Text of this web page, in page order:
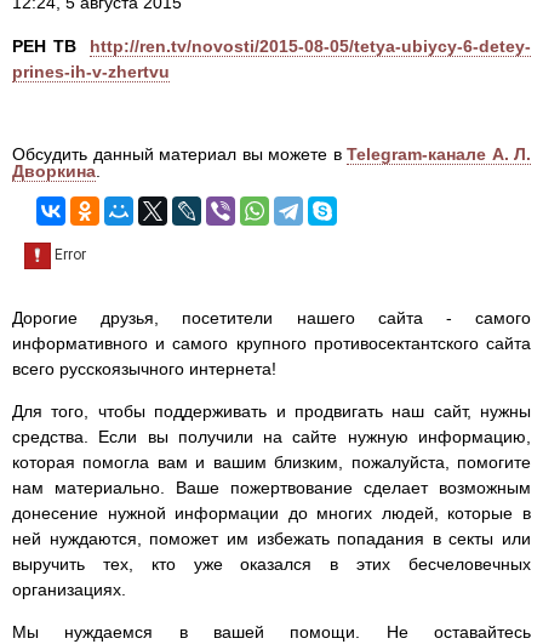
РЕН ТВ
http://ren.tv/novosti/2015-08-05/tetya-ubiycy-6-detey-
prines-ih-v-zhertvu
Обсудить данный материал вы можете в Telegram-канале А. Л.
Дворкина.
Дорогие друзья, посетители нашего сайта - самого
информативного и самого крупного противосектантского сайта
всего русскоязычного интернета!
Для того, чтобы поддерживать и продвигать наш сайт, нужны
средства. Если вы получили на сайте нужную информацию,
которая помогла вам и вашим близким, пожалуйста, помогите
нам материально. Ваше пожертвование сделает возможным
донесение нужной информации до многих людей, которые в
ней нуждаются, поможет им избежать попадания в секты или
выручить тех, кто уже оказался в этих бесчеловечных
организациях.
Мы нуждаемся в вашей помощи. Не оставайтесь